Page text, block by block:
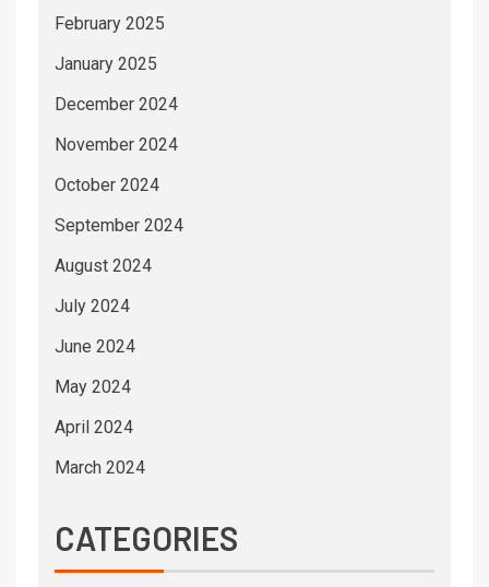
February 2025
January 2025
December 2024
November 2024
October 2024
September 2024
August 2024
July 2024
June 2024
May 2024
April 2024
March 2024
CATEGORIES